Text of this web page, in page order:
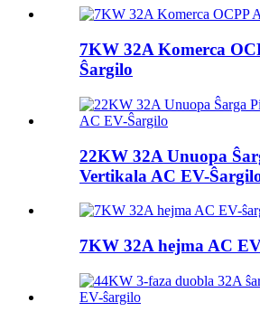
7KW 32A Komerca
Ŝargilo
22KW 32A Unuopa
Vertikala AC EV-
7KW 32A hejma AC